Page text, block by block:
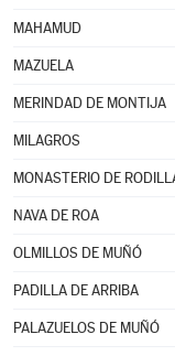
MAHAMUD
MAZUELA
MERINDAD DE MONTIJA
MILAGROS
MONASTERIO DE
NAVA DE ROA
OLMILLOS DE MUÑÓ
PADILLA DE ARRIBA
PALAZUELOS DE MUÑÓ